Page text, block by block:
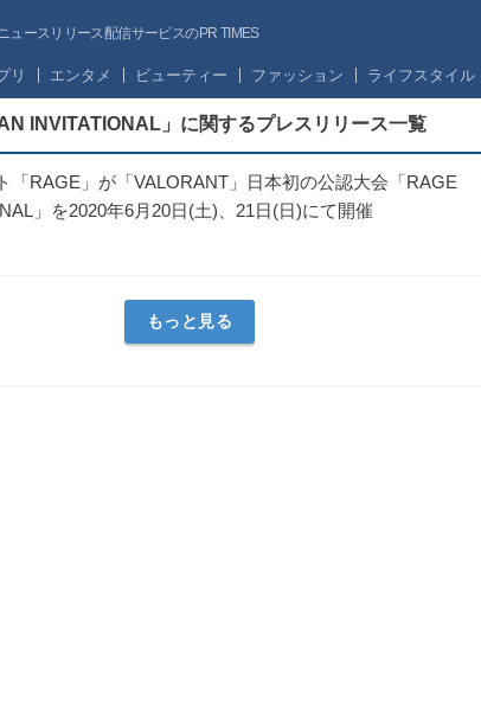
ュースリリース配信サービスのPR TIMES
リ エンタメ ビューティー ファッション ライフスタイル
INVITATIONAL」に関するプレスリリース一覧
「RAGE」が「VALORANT」日本初の公認大会「RAGE
」を2020年6月20日(土)、21日(日)にて開催
もっと見る